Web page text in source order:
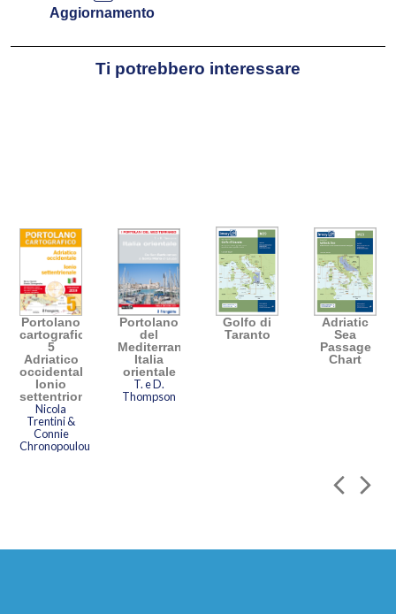
Aggiornamento
Ti potrebbero interessare
Portolano
cartografico
5
Adriatico
occidentale,
Ionio
settentrionale
Nicola
Trentini &
Connie
Chronopoulou
Portolano
del
Mediterraneo
Italia
orientale
T. e D.
Thompson
Golfo di
Taranto
Adriatic
Sea
Passage
Chart